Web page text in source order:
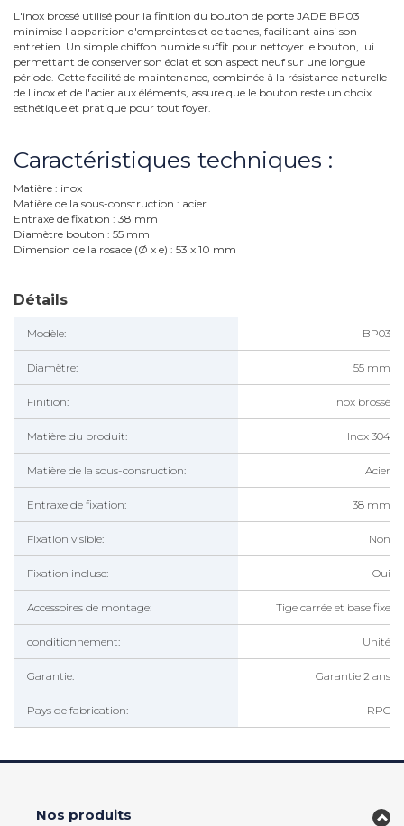
L'inox brossé utilisé pour la finition du bouton de porte JADE BP03
minimise l'apparition d'empreintes et de taches, facilitant ainsi son
entretien. Un simple chiffon humide suffit pour nettoyer le bouton, lui
permettant de conserver son éclat et son aspect neuf sur une longue
période. Cette facilité de maintenance, combinée à la résistance naturelle
de l'inox et de l'acier aux éléments, assure que le bouton reste un choix
esthétique et pratique pour tout foyer.
Caractéristiques techniques :
Matière : inox
Matière de la sous-construction : acier
Entraxe de fixation : 38 mm
Diamètre bouton : 55 mm
Dimension de la rosace (Ø x e) : 53 x 10 mm
Détails
Modèle: BP03
Diamètre: 55 mm
Finition: Inox brossé
Matière du produit: Inox 304
Matière de la sous-consruction: Acier
Entraxe de fixation: 38 mm
Fixation visible: Non
Fixation incluse: Oui
Accessoires de montage: Tige carrée et base fixe
conditionnement: Unité
Garantie: Garantie 2 ans
Pays de fabrication: RPC
Nos produits